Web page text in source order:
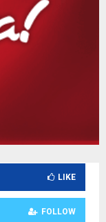
LIKE
FOLLOW